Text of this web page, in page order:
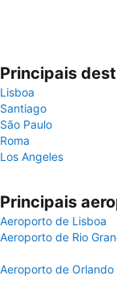
Principais
Lisboa
Santiago
São Paulo
Roma
Los Angeles
Principais
Aeroporto de Lisboa
Aeroporto de Rio
Aeroporto de Orlando